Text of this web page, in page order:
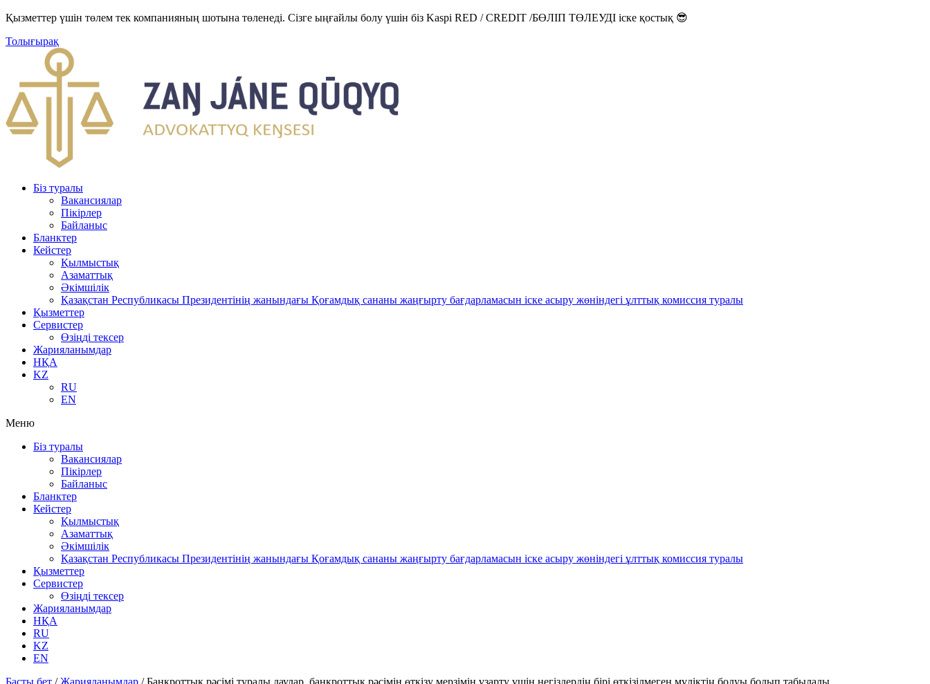
Қызметтер үшін төлем тек компанияның шотына төленеді. Сізге ыңғайлы болу үшін біз Kaspi RED / CREDIT /БӨЛІП ТӨЛЕУДІ іске қостық 😎
Толығырақ
Біз туралы
Вакансиялар
Пікірлер
Байланыс
Бланктер
Кейстер
Қылмыстық
Азаматтық
Әкімшілік
Қазақстан Республикасы Президентінің жанындағы Қоғамдық сананы жаңғырту бағдарламасын іске асыру жөніндегі ұлттық комиссия туралы
Қызметтер
Сервистер
Өзіңді тексер
Жарияланымдар
НҚА
KZ
RU
EN
Меню
Біз туралы
Вакансиялар
Пікірлер
Байланыс
Бланктер
Кейстер
Қылмыстық
Азаматтық
Әкімшілік
Қазақстан Республикасы Президентінің жанындағы Қоғамдық сананы жаңғырту бағдарламасын іске асыру жөніндегі ұлттық комиссия туралы
Қызметтер
Сервистер
Өзіңді тексер
Жарияланымдар
НҚА
RU
KZ
EN
Басты бет /Жарияланымдар /Банкроттық рәсімі туралы даулар, банкроттық рәсімін өткізу мерзімін ұзарту үшін негіздердің бірі өткізілмеген мүліктің болуы болып табылады